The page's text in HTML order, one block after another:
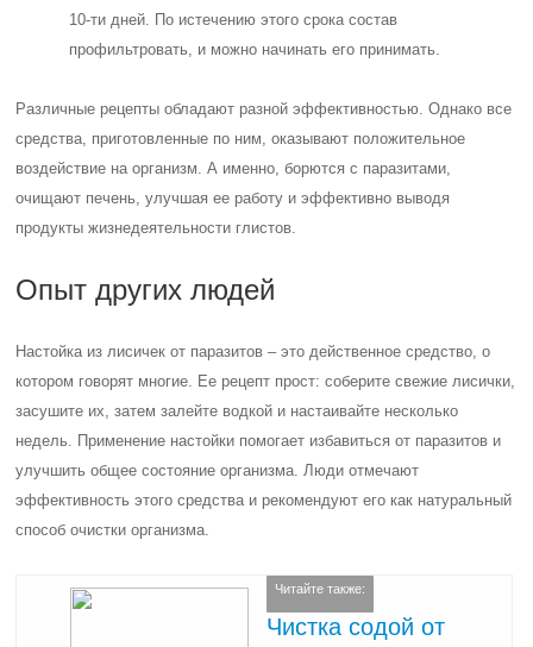
10-ти дней. По истечению этого срока состав
профильтровать, и можно начинать его принимать.
Различные рецепты обладают разной эффективностью. Однако все
средства, приготовленные по ним, оказывают положительное
воздействие на организм. А именно, борются с паразитами,
очищают печень, улучшая ее работу и эффективно выводя
продукты жизнедеятельности глистов.
Опыт других людей
Настойка из лисичек от паразитов – это действенное средство, о
котором говорят многие. Ее рецепт прост: соберите свежие лисички,
засушите их, затем залейте водкой и настаивайте несколько
недель. Применение настойки помогает избавиться от паразитов и
улучшить общее состояние организма. Люди отмечают
эффективность этого средства и рекомендуют его как натуральный
способ очистки организма.
Читайте также:
Чистка содой от